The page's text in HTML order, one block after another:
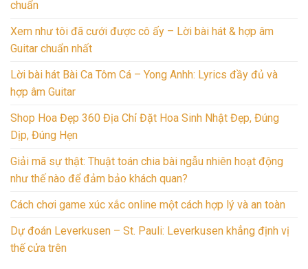
chuẩn
Xem như tôi đã cưới được cô ấy – Lời bài hát & hợp âm
Guitar chuẩn nhất
Lời bài hát Bài Ca Tôm Cá – Yong Anhh: Lyrics đầy đủ và
hợp âm Guitar
Shop Hoa Đẹp 360 Địa Chỉ Đặt Hoa Sinh Nhật Đẹp, Đúng
Dịp, Đúng Hẹn
Giải mã sự thật: Thuật toán chia bài ngẫu nhiên hoạt động
như thế nào để đảm bảo khách quan?
Cách chơi game xúc xắc online một cách hợp lý và an toàn
Dự đoán Leverkusen – St. Pauli: Leverkusen khẳng định vị
thế cửa trên